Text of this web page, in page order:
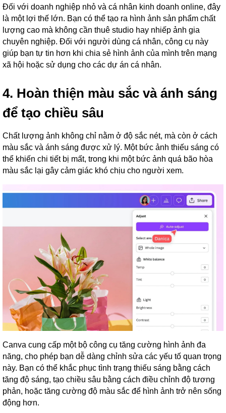
Đối với doanh nghiệp nhỏ và cá nhân kinh doanh online, đây
là một lợi thế lớn. Bạn có thể tạo ra hình ảnh sản phẩm chất
lượng cao mà không cần thuê studio hay nhiếp ảnh gia
chuyên nghiệp. Đối với người dùng cá nhân, công cụ này
giúp bạn tự tin hơn khi chia sẻ hình ảnh của mình trên mạng
xã hội hoặc sử dụng cho các dự án cá nhân.
4. Hoàn thiện màu sắc và ánh sáng
để tạo chiều sâu
Chất lượng ảnh không chỉ nằm ở độ sắc nét, mà còn ở cách
màu sắc và ánh sáng được xử lý. Một bức ảnh thiếu sáng có
thể khiến chi tiết bị mất, trong khi một bức ảnh quá bão hòa
màu sắc lại gây cảm giác khó chịu cho người xem.
Canva cung cấp một bộ công cụ tăng cường hình ảnh đa
năng, cho phép bạn dễ dàng chỉnh sửa các yếu tố quan trọng
này. Bạn có thể khắc phục tình trạng thiếu sáng bằng cách
tăng độ sáng, tạo chiều sâu bằng cách điều chỉnh độ tương
phản, hoặc tăng cường độ màu sắc để hình ảnh trở nên sống
động hơn.